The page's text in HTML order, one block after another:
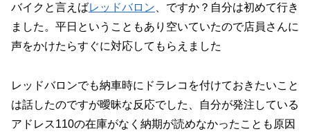
バイクと言えばレッドバロン 、ですか？自分は初めて行き
ました。平日ということもあり空いていたので店員さんに
声をかけたらすぐに対応してもらえました
レッドバロンでも納車時にドラレコを付けておきたいこと
は話したのですが曖昧な反応でした、自分が発注している
アドレス110の在庫がなく納期が読めなかったことも原因